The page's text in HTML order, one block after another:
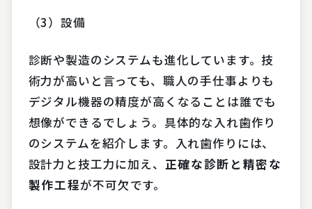
（3）設備
診断や製造のシステムも進化しています。技
術力が高いと言っても、職人の手仕事よりも
デジタル機器の精度が高くなることは誰でも
想像ができるでしょう。具体的な入れ歯作り
のシステムを紹介します。入れ歯作りには、
設計力と技工力に加え、 正確な診断と精密な
製作工程が不可欠です。